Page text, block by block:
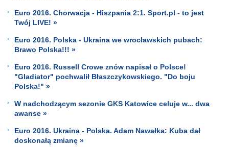
Euro 2016. Chorwacja - Hiszpania 2:1. Sport.pl - to jest
Twój LIVE! »
Euro 2016. Polska - Ukraina we wrocławskich pubach:
Brawo Polska!!! »
Euro 2016. Russell Crowe znów napisał o Polsce!
"Gladiator" pochwalił Błaszczykowskiego. "Do boju
Polska!" »
W nadchodzącym sezonie GKS Katowice celuje w... dwa
awanse »
Euro 2016. Ukraina - Polska. Adam Nawałka: Kuba dał
doskonałą zmianę »